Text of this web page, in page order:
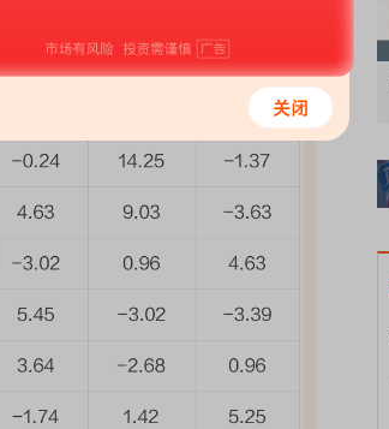
债券知识通识：从基础认知到特色品种